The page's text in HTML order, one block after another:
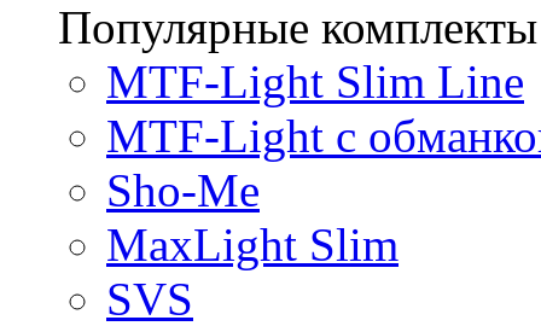
Популярные комплекты
MTF-Light Slim Line
MTF-Light с
Sho-Me
MaxLight Slim
SVS